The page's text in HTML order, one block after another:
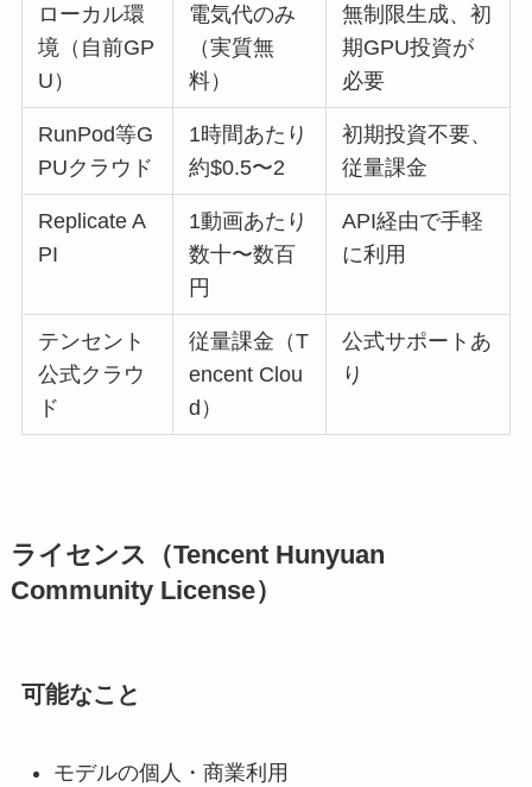
ローカル環
境（自前GP
U）
電気代のみ
（実質無
料）
無制限生成、初
期GPU投資が
必要
RunPod等G
PUクラウド
1時間あたり
約$0.5〜2
初期投資不要、
従量課金
Replicate A
PI
1動画あたり
数十〜数百
円
API経由で手軽
に利用
テンセント
公式クラウ
ド
従量課金（T
encent Clou
d）
公式サポートあ
り
ライセンス（Tencent Hunyuan
Community License）
可能なこと
モデルの個人・商業利用